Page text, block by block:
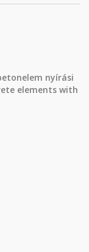
nyírási
elements with